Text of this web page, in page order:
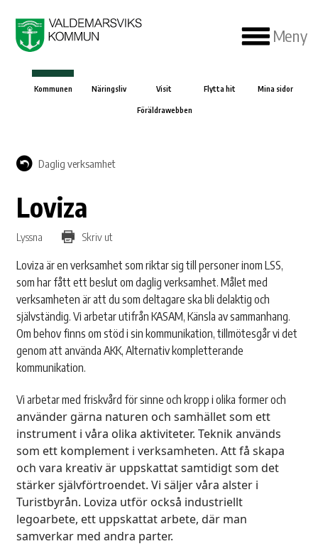
Meny
Kommunen Näringsliv Visit Flytta hit Mina sidor
Föräldrawebben
Daglig verksamhet
Loviza
Lyssna Skriv ut
Loviza är en verksamhet som riktar sig till personer inom LSS,
som har fått ett beslut om daglig verksamhet. Målet med
verksamheten är att du som deltagare ska bli delaktig och
självständig. Vi arbetar utifrån KASAM, Känsla av sammanhang.
Om behov finns om stöd i sin kommunikation, tillmötesgår vi det
genom att använda AKK, Alternativ kompletterande
kommunikation.
Vi arbetar med friskvård för sinne och kropp i olika former och
använder gärna naturen och samhället som ett
instrument i våra olika aktiviteter. Teknik används
som ett komplement i verksamheten. Att få skapa
och vara kreativ är uppskattat samtidigt som det
stärker självförtroendet. Vi säljer våra alster i
Turistbyrån. Loviza utför också industriellt
legoarbete, ett uppskattat arbete, där man
samverkar med andra parter.